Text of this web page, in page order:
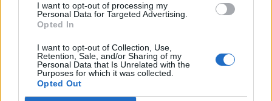
I want to opt-out of processing my
Personal Data for Targeted Advertising.
Opted In
I want to opt-out of Collection, Use,
Retention, Sale, and/or Sharing of my
Personal Data that Is Unrelated with the
Purposes for which it was collected.
Opted Out
Chiellini piega il Cagliari e la
18/04/2010